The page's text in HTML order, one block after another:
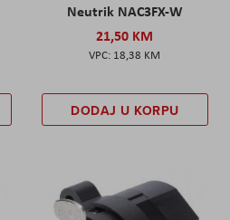
Neutrik NAC3FX-W
21,50 KM
18,38 KM
DODAJ U KORPU